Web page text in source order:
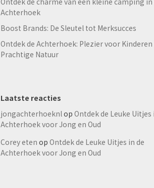
Achterhoek
Boost Brands: De Sleutel tot Merksucces
Ontdek de Achterhoek: Plezier voor Kinderen
Prachtige Natuur
Laatste reacties
jongachterhoeknlop Ontdek de Leuke Uitjes
Achterhoek voor Jong en Oud
Corey eten op Ontdek de Leuke Uitjes in de
Achterhoek voor Jong en Oud